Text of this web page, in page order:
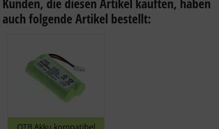
auch folgende Artikel bestellt: